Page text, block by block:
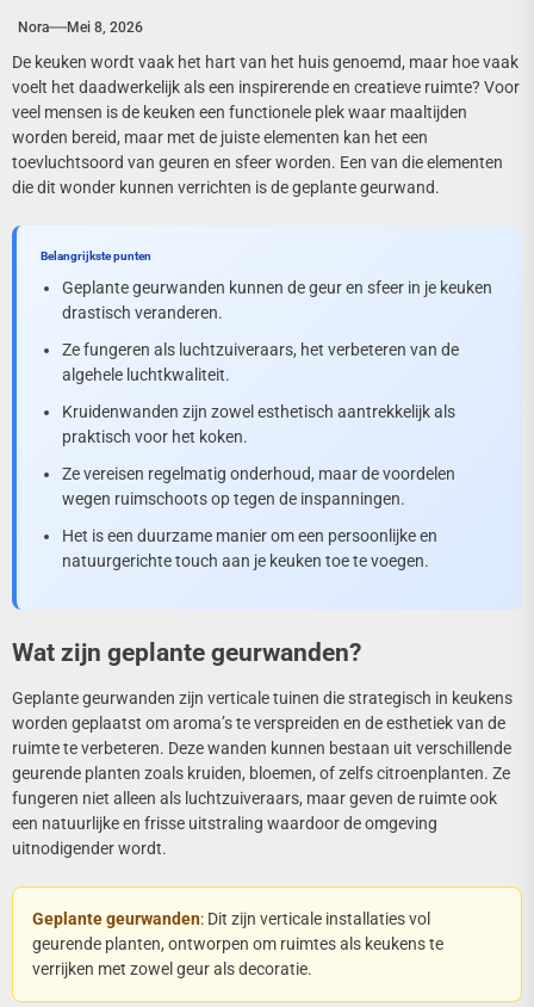
Nora Mei 8, 2026
De keuken wordt vaak het hart van het huis genoemd, maar hoe vaak
voelt het daadwerkelijk als een inspirerende en creatieve ruimte? Voor
veel mensen is de keuken een functionele plek waar maaltijden
worden bereid, maar met de juiste elementen kan het een
toevluchtsoord van geuren en sfeer worden. Een van die elementen
die dit wonder kunnen verrichten is de geplante geurwand.
Belangrijkste punten
Geplante geurwanden kunnen de geur en sfeer in je keuken
drastisch veranderen.
Ze fungeren als luchtzuiveraars, het verbeteren van de
algehele luchtkwaliteit.
Kruidenwanden zijn zowel esthetisch aantrekkelijk als
praktisch voor het koken.
Ze vereisen regelmatig onderhoud, maar de voordelen
wegen ruimschoots op tegen de inspanningen.
Het is een duurzame manier om een persoonlijke en
natuurgerichte touch aan je keuken toe te voegen.
Wat zijn geplante geurwanden?
Geplante geurwanden zijn verticale tuinen die strategisch in keukens
worden geplaatst om aroma’s te verspreiden en de esthetiek van de
ruimte te verbeteren. Deze wanden kunnen bestaan uit verschillende
geurende planten zoals kruiden, bloemen, of zelfs citroenplanten. Ze
fungeren niet alleen als luchtzuiveraars, maar geven de ruimte ook
een natuurlijke en frisse uitstraling waardoor de omgeving
uitnodigender wordt.
Geplante geurwanden: Dit zijn verticale installaties vol
geurende planten, ontworpen om ruimtes als keukens te
verrijken met zowel geur als decoratie.